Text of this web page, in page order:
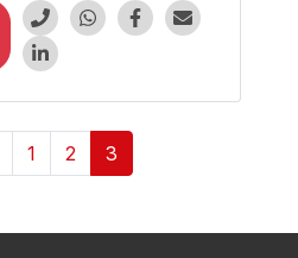
1 2 3